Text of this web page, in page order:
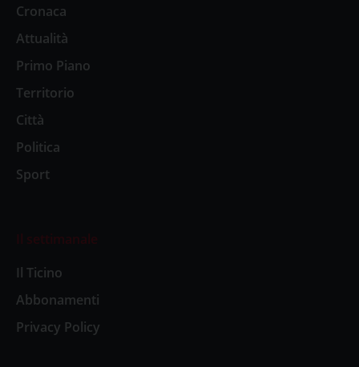
Cronaca
Attualità
Primo Piano
Territorio
Città
Politica
Sport
Il settimanale
Il Ticino
Abbonamenti
Privacy Policy